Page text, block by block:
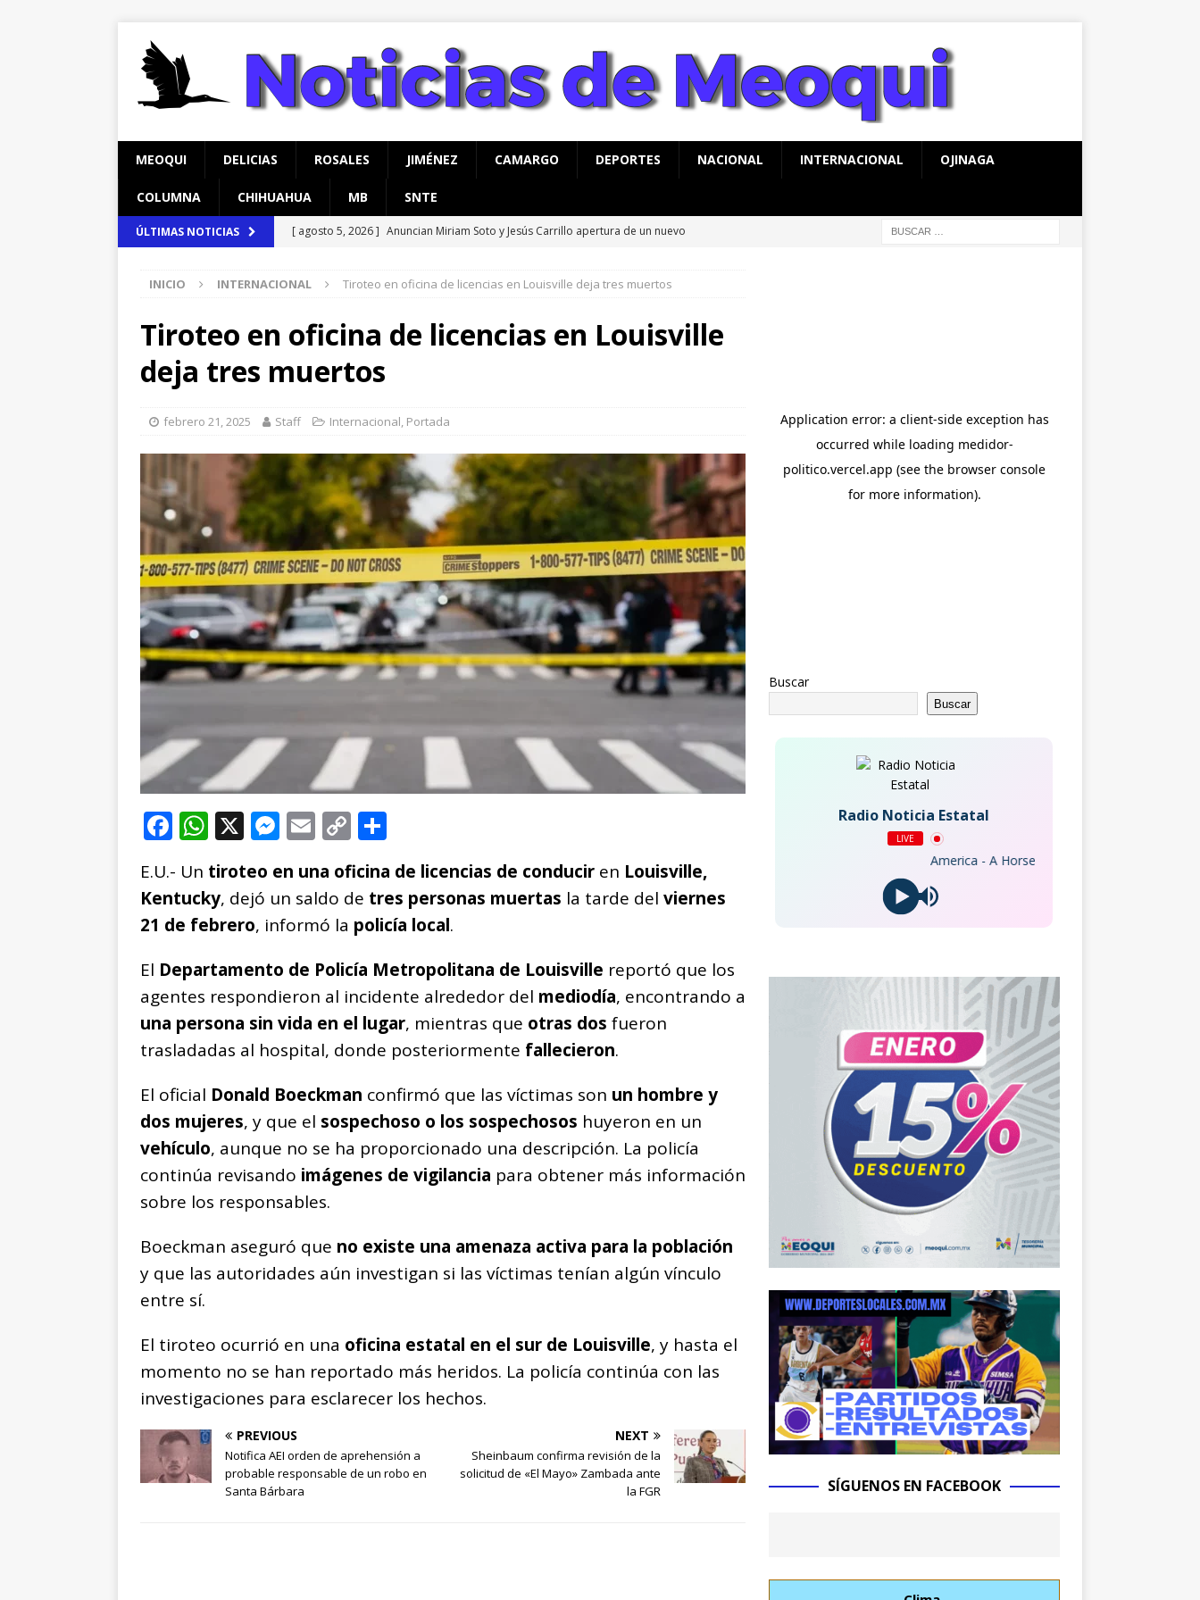
MEOQUI DELICIAS ROSALES JIMÉNEZ CAMARGO DEPORTES NACIONAL INTERNACIONAL OJINAGA
COLUMNA CHIHUAHUA MB SNTE
ÚLTIMAS NOTICIAS [ agosto 5, 2026 ] Anuncian Miriam Soto y Jesús Carrillo apertura de un nuevo
[ agosto 5, 2026 ] Realizan jornada integral de limpieza y reforestación en Nuevo San
Lucas
MEOQUI
Aldama
CHIHUAHUA
[ agosto 6, 2026 ] *La advertencia de Maru *Más poder al poder *Barredoras… y
pretextos
CHIHUAHUA
INICIO INTERNACIONAL Tiroteo en oficina de licencias en Louisville deja tres muertos
Tiroteo en oficina de licencias en Louisville
deja tres muertos
febrero 21, 2025 Staff Internacional, Portada
F
c
e
b
o
o
k
W
h
at
s
A
p
p
X M
ss
e
n
g
e
r
E
ai
l
C
o
p
y
Li
n
k
o
m
p
ar
ti
r
E.U.- Un tiroteo en una oficina de licencias de conducir en Louisville,
Kentucky, dejó un saldo de tres personas muertas la tarde del viernes
21 de febrero, informó la policía local.
El Departamento de Policía Metropolitana de Louisville reportó que los
agentes respondieron al incidente alrededor del mediodía, encontrando a
una persona sin vida en el lugar, mientras que otras dos fueron
trasladadas al hospital, donde posteriormente fallecieron.
El oficial Donald Boeckman confirmó que las víctimas son un hombre y
dos mujeres, y que el sospechoso o los sospechosos huyeron en un
vehículo, aunque no se ha proporcionado una descripción. La policía
continúa revisando imágenes de vigilancia para obtener más información
sobre los responsables.
Boeckman aseguró que no existe una amenaza activa para la población
y que las autoridades aún investigan si las víctimas tenían algún vínculo
entre sí.
El tiroteo ocurrió en una oficina estatal en el sur de Louisville, y hasta el
momento no se han reportado más heridos. La policía continúa con las
investigaciones para esclarecer los hechos.
PREVIOUS
Notifica AEI orden de aprehensión a
probable responsable de un robo en
Santa Bárbara
NEXT
Sheinbaum confirma revisión de la
solicitud de «El Mayo» Zambada ante
la FGR
Buscar
Buscar
Radio Noticia Estatal
LIVE
America - A Horse with No Name
SÍGUENOS EN FACEBOOK